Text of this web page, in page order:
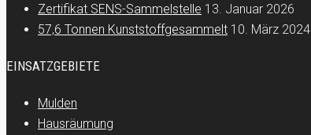
Zertifikat SENS-Sammelstelle 13. Januar 2026
57,6 Tonnen Kunststoffgesammelt 10. März 2024
EINSATZGEBIETE
Mulden
Hausräumung